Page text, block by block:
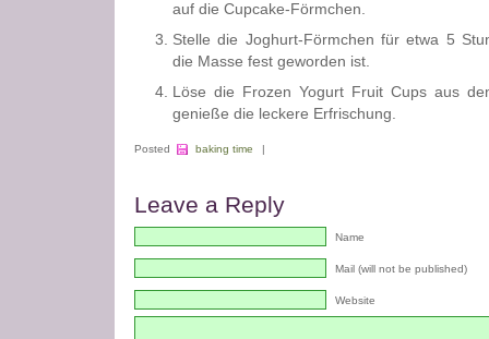
auf die Cupcake-Förmchen.
Stelle die Joghurt-Förmchen für etwa 5
die Masse fest geworden ist.
Löse die Frozen Yogurt Fruit Cups aus
genieße die leckere Erfrischung.
Posted baking time |
Leave a Reply
Name
Mail (will not be published)
Website